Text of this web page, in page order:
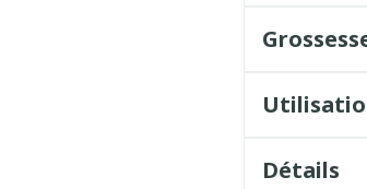
Détails